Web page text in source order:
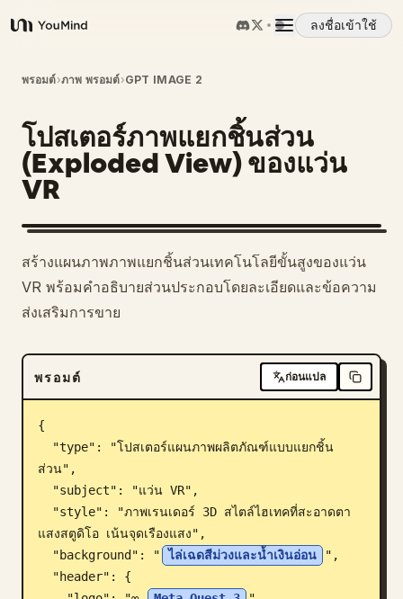
YouMind
ลงชื่อเข้าใช้
ภาพรวม
กรณีการใช้งาน
ทักษะ
พรอมต์
ราคา
ดาวน์โหลด
บล็อก
อัปเดต
พรอมต์›ภาพ พรอมต์›GPT IMAGE 2
โปสเตอร์ภาพแยกชิ้นส่วน
(Exploded View) ของแว่น
VR
สร้างแผนภาพภาพแยกชิ้นส่วนเทคโนโลยีขั้นสูงของแว่น
VR พร้อมคำอธิบายส่วนประกอบโดยละเอียดและข้อความ
ส่งเสริมการขาย
พรอมต์ ก่อนแปล
{
ส่วน",
แสงสตูดิโอ เน้นจุดเรืองแสง",
  "background": "
ไล่เฉดสีม่วงและน้ำเงินอ่อน
",